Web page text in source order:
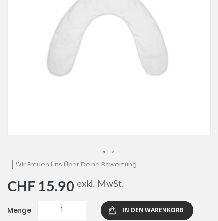
Wir Freuen Uns Über Deine Bewertung
CHF 15.90 exkl. MwSt.
Menge IN DEN WARENKORB
Zum
Anfang
der
Bildgalerie